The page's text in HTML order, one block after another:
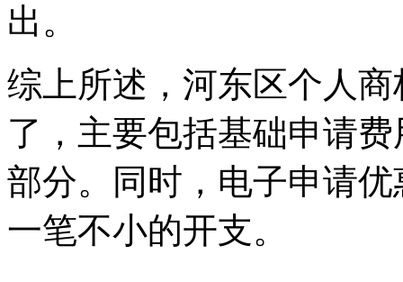
出。
综上所述，河东区个人
了，主要包括基础申请
部分。同时，电子申请
一笔不小的开支。